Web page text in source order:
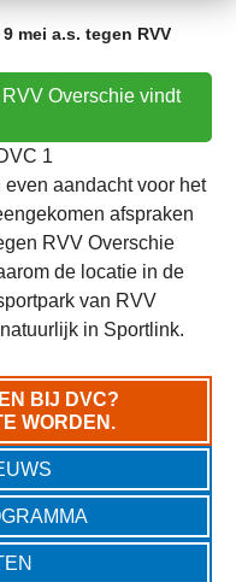
mei a.s. tegen RVV
Overschie vindt
1
aandacht voor het
afspraken
RVV Overschie
de locatie in de
van RVV
in Sportlink.
BIJ DVC?
WORDEN.